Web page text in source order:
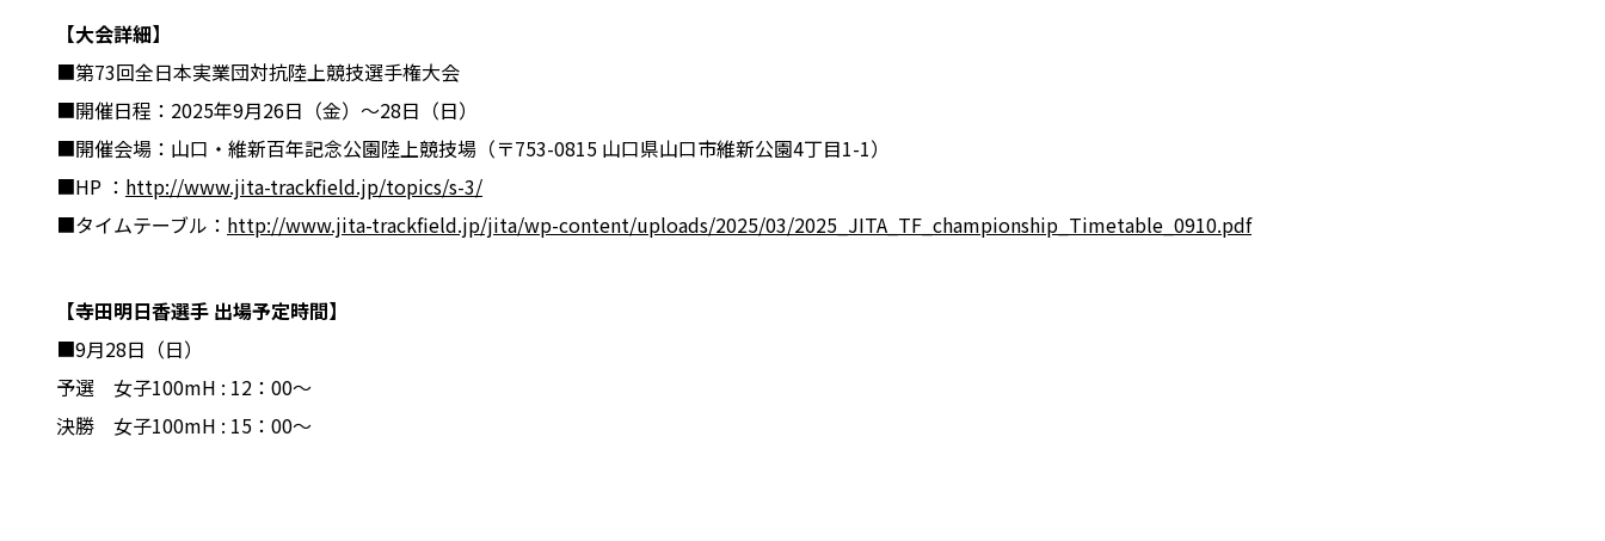
【大会詳細】
■第73回全日本実業団対抗陸上競技選手権大会
■開催日程：2025年9月26日（金）～28日（日）
■開催会場：山口・維新百年記念公園陸上競技場（〒753-0815 山口県山口市維新公園4丁目1-1）
■HP ： http://www.jita-trackfield.jp/topics/s-3/
■タイムテーブル： http://www.jita-trackfield.jp/jita/wp-content/uploads/2025/03/2025_JITA_TF_championship_Timetable_0910.pdf
【寺田明日香選手 出場予定時間】
■9月28日（日）
予選 女子100mH : 12：00～
決勝 女子100mH : 15：00～